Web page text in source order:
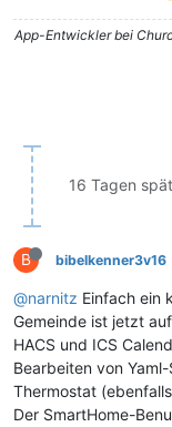
App-Entwickler bei
16 Tagen
B bibelkenner3v16
@narnitz Einfach ein
Gemeinde ist jetzt
HACS und ICS
Bearbeiten von
Thermostat
Der SmartHome-